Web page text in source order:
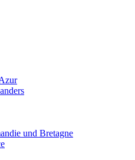
und Bretagne